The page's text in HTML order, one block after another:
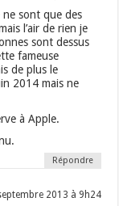
ne sont que des
l’air de rien je
sont dessus
fameuse
de plus le
2014 mais ne
à Apple.
Répondre
2013 à 9h24